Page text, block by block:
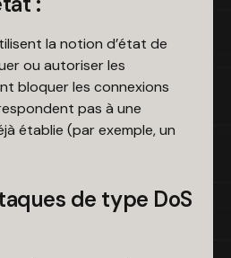
la notion d’état de
ou autoriser les
bloquer les connexions
pas à une
établie (par exemple, un
de type DoS